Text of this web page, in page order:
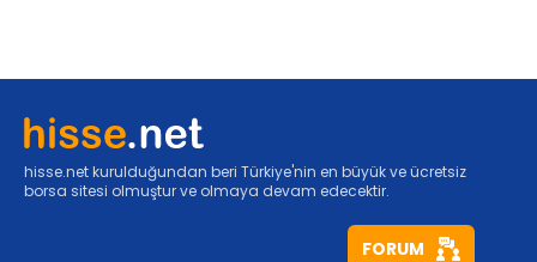
hisse.net kurulduğundan beri Türkiye'nin en büyük ve ücretsiz
borsa sitesi olmuştur ve olmaya devam edecektir.
FORUM